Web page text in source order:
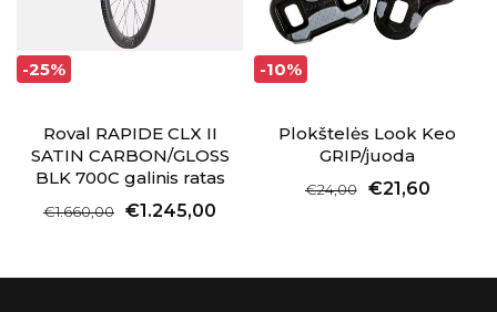
-25%
Roval RAPIDE CLX II
SATIN CARBON/GLOSS
BLK 700C galinis ratas
€1.660,00 €1.245,00
-10%
Plokštelės Look Keo
GRIP/juoda
€24,00 €21,60